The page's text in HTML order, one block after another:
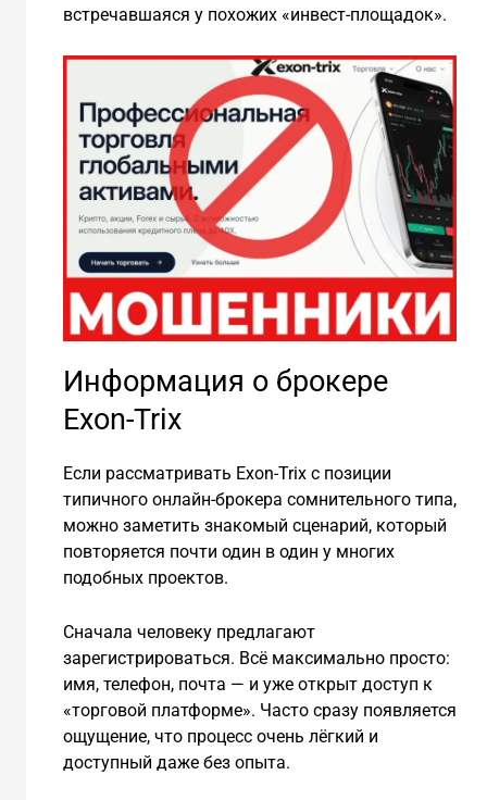
встречавшаяся у похожих «инвест-площадок».
Информация о брокере
Exon-Trix
Если рассматривать Exon-Trix с позиции
типичного онлайн-брокера сомнительного типа,
можно заметить знакомый сценарий, который
повторяется почти один в один у многих
подобных проектов.
Сначала человеку предлагают
зарегистрироваться. Всё максимально просто:
имя, телефон, почта — и уже открыт доступ к
«торговой платформе». Часто сразу появляется
ощущение, что процесс очень лёгкий и
доступный даже без опыта.